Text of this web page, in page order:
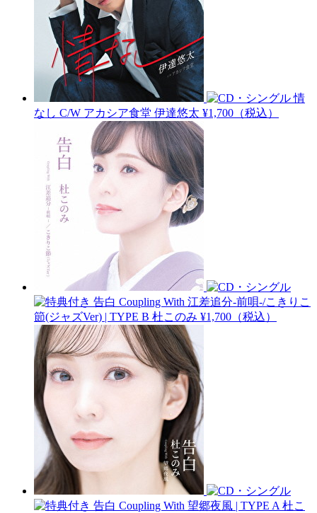
情
なし C/W アカシア食堂 伊達悠太 ¥1,700（税込）
告白 Coupling With 江差追分-前唄-/こきりこ
節(ジャズVer) | TYPE B 杜このみ ¥1,700（税込）
告白 Coupling With 望郷夜風 | TYPE A 杜こ